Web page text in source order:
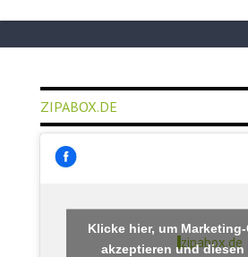
ZIPABOX.DE
zipabox.de
Klicke hier, um
akzeptieren und diesen